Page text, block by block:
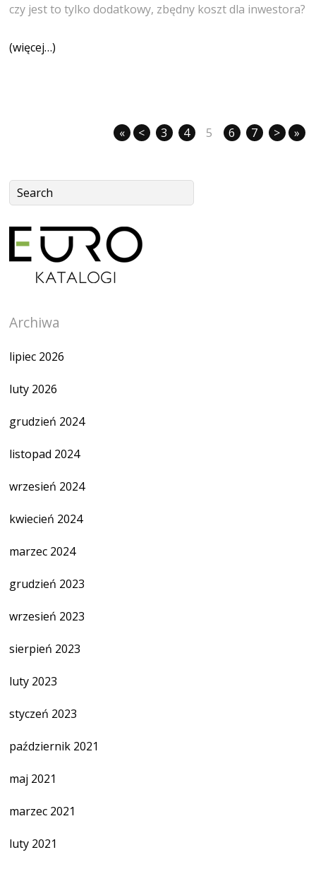
czy jest to tylko dodatkowy, zbędny koszt dla inwestora?
(więcej…)
« < 3 4 5 6 7 > »
Archiwa
lipiec 2026
luty 2026
grudzień 2024
listopad 2024
wrzesień 2024
kwiecień 2024
marzec 2024
grudzień 2023
wrzesień 2023
sierpień 2023
luty 2023
styczeń 2023
październik 2021
maj 2021
marzec 2021
luty 2021